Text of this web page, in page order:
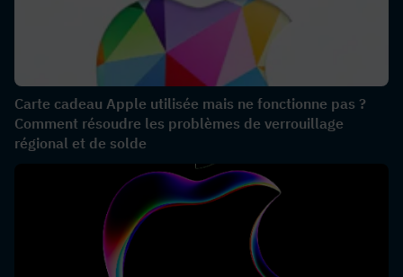
Carte cadeau Apple utilisée mais ne fonctionne pas ?
Comment résoudre les problèmes de verrouillage
régional et de solde